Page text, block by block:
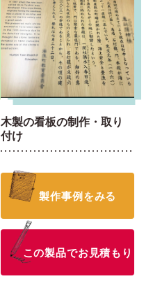
木製の看板の制作・取り
付け
製作事例をみる
この製品でお見積もり